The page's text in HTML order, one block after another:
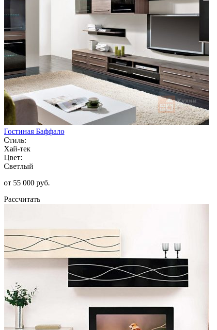
Гостиная Баффало
Стиль:
Хай-тек
Цвет:
Светлый
от 55 000 руб.
Рассчитать